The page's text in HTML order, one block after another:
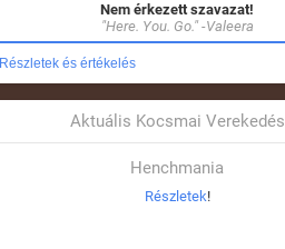
Nem érkezett szavazat!
"Here. You. Go." -Valeera
Részletek és értékelés
Aktuális Kocsmai Verekedés
Henchmania
Részletek!